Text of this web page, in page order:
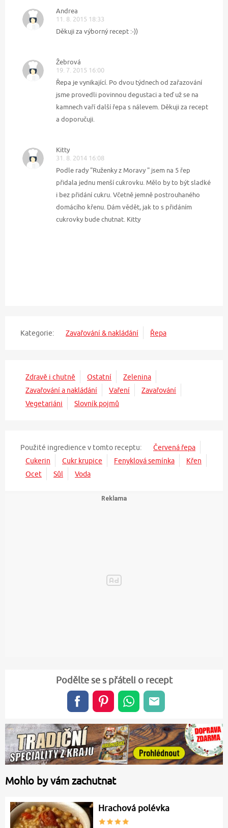
Andrea
11. 8. 2015 18:33
Děkuji za výborný recept :-))
Žebrová
19. 7. 2015 16:00
Řepa je vynikající. Po dvou týdnech od zařazování
jsme provedli povinnou degustaci a teď už se na
kamnech vaří další řepa s nálevem. Děkuji za recept
a doporučuji.
Kitty
31. 8. 2014 16:08
Podle rady "Ruženky z Moravy " jsem na 5 řep
přidala jednu menší cukrovku. Mělo by to být sladké
i bez přidání cukru. Včetně jemně postrouhaného
domácího křenu. Dám vědět, jak to s přidáním
cukrovky bude chutnat. Kitty
Kategorie: Zavařování & nakládání Řepa
Zdravě i chutně Ostatní
Zelenina
Zavařování a nakládání
Vaření
Zavařování
Vegetariáni
Slovník pojmů
Použité ingredience v tomto receptu:
Červená řepa
Cukerin
Cukr krupice Fenyklová semínka
Křen
Ocet
Sůl Voda
Podělte se s přáteli o recept
Mohlo by vám zachutnat
Hrachová polévka